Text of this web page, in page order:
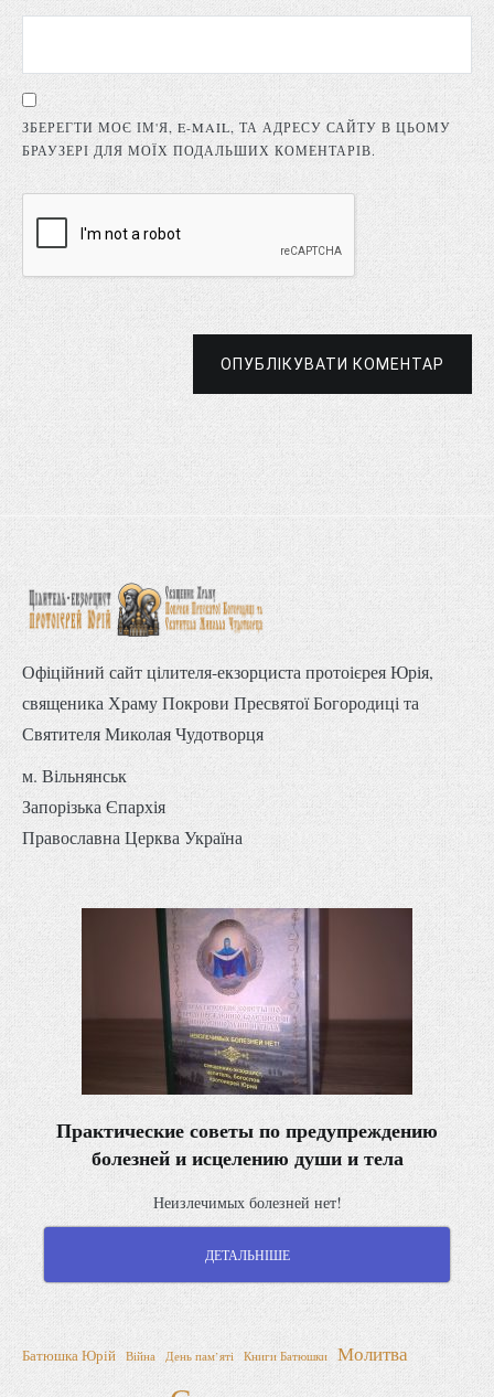
ЗБЕРЕГТИ МОЄ ІМ'Я, E-MAIL, ТА АДРЕСУ САЙТУ В ЦЬОМУ
БРАУЗЕРІ ДЛЯ МОЇХ ПОДАЛЬШИХ КОМЕНТАРІВ.
ОПУБЛІКУВАТИ КОМЕНТАР
Офіційний сайт цілителя-екзорциста протоієрея Юрія,
священика Храму Покрови Пресвятої Богородиці та
Святителя Миколая Чудотворця
м. Вільнянськ
Запорізька Єпархія
Православна Церква Україна
Практические советы по предупреждению
болезней и исцелению души и тела
Неизлечимых болезней нет!
ДЕТАЛЬНІШЕ
Батюшка Юрій Війна День пам’яті Книги Батюшки
Молитва